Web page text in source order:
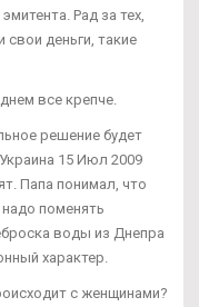
Рад за тех,
деньги, такие
все крепче.
решение будет
15 Июл 2009
Папа понимал, что
поменять
воды из Днепра
характер.
с женщинами?